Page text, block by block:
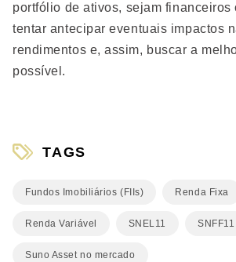
portfólio de ativos, sejam financeiros
tentar antecipar eventuais impactos
rendimentos e, assim, buscar a
possível.
TAGS
Fundos Imobiliários (FIIs) Renda Fixa
Renda Variável SNEL11 SNFF11
Suno Asset no mercado